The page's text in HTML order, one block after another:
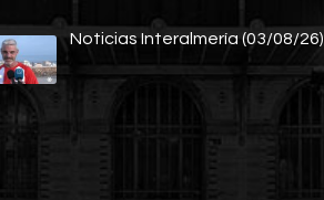
Noticias Interalmería (03/08/26)